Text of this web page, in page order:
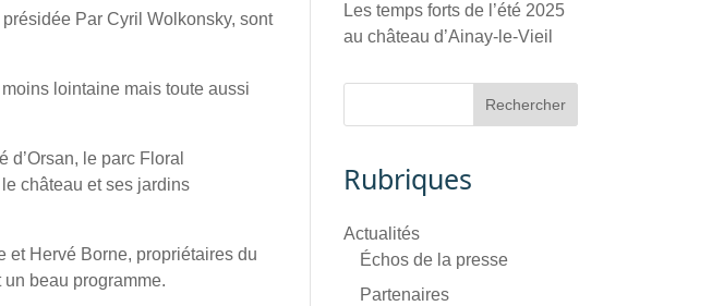
présidée Par Cyril Wolkonsky, sont
lointaine mais toute aussi
le parc Floral
château et ses jardins
et Hervé Borne, propriétaires du
beau programme.
Les temps forts de l’été 2025
au château d’Ainay-le-Vieil
Rubriques
Actualités
Échos de la presse
Partenaires